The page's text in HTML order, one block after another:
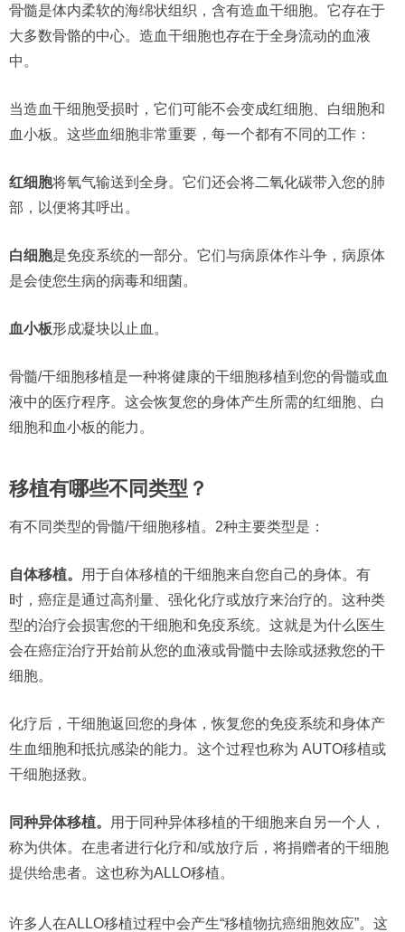
骨髓是体内柔软的海绵状组织，含有造血干细胞。它存在于
大多数骨骼的中心。造血干细胞也存在于全身流动的血液
中。
当造血干细胞受损时，它们可能不会变成红细胞、白细胞和
血小板。这些血细胞非常重要，每一个都有不同的工作：
红细胞将氧气输送到全身。它们还会将二氧化碳带入您的肺
部，以便将其呼出。
白细胞是免疫系统的一部分。它们与病原体作斗争，病原体
是会使您生病的病毒和细菌。
血小板形成凝块以止血。
骨髓/干细胞移植是一种将健康的干细胞移植到您的骨髓或血
液中的医疗程序。这会恢复您的身体产生所需的红细胞、白
细胞和血小板的能力。
移植有哪些不同类型？
有不同类型的骨髓/干细胞移植。2种主要类型是：
自体移植。
用于自体移植的干细胞来自您自己的身体。有
时，癌症是通过高剂量、强化化疗或放疗来治疗的。这种类
型的治疗会损害您的干细胞和免疫系统。这就是为什么医生
会在癌症治疗开始前从您的血液或骨髓中去除或拯救您的干
细胞。
化疗后，干细胞返回您的身体，恢复您的免疫系统和身体产
生血细胞和抵抗感染的能力。这个过程也称为 AUTO移植或
干细胞拯救。
同种异体移植。
用于同种异体移植的干细胞来自另一个人，
称为供体。在患者进行化疗和/或放疗后，将捐赠者的干细胞
提供给患者。这也称为ALLO移植。
许多人在ALLO移植过程中会产生“移植物抗癌细胞效应”。这